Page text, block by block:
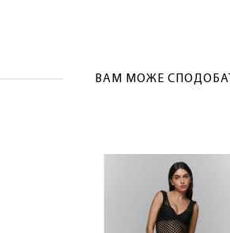
ВАМ МОЖЕ